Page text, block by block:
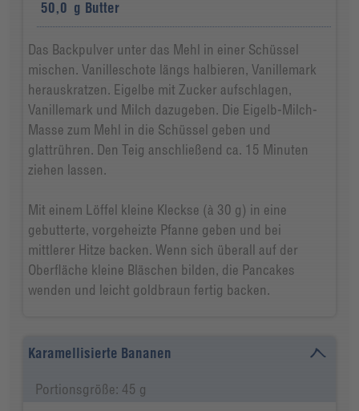
50,0 g Butter
Das Backpulver unter das Mehl in einer Schüssel
mischen. Vanilleschote längs halbieren, Vanillemark
herauskratzen. Eigelbe mit Zucker aufschlagen,
Vanillemark und Milch dazugeben. Die Eigelb-Milch-
Masse zum Mehl in die Schüssel geben und
glattrühren. Den Teig anschließend ca. 15 Minuten
ziehen lassen.
Mit einem Löffel kleine Kleckse (à 30 g) in eine
gebutterte, vorgeheizte Pfanne geben und bei
mittlerer Hitze backen. Wenn sich überall auf der
Oberfläche kleine Bläschen bilden, die Pancakes
wenden und leicht goldbraun fertig backen.
Karamellisierte Bananen
Portionsgröße: 45 g